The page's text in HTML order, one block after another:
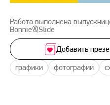
Работа выполнена
Bonnie&Slide
графики фотографии
Добавить